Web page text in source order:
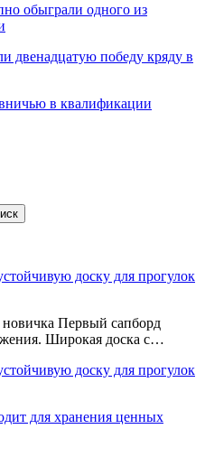
обыграли одного из
двенадцатую победу кряду в
в квалификации
доску для прогулок
новичка Первый сапборд
Широкая доска с…
доску для прогулок
для хранения ценных